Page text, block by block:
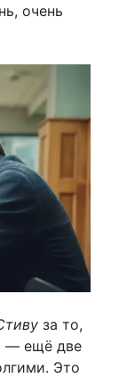
очень
за то,
— ещё две
Это